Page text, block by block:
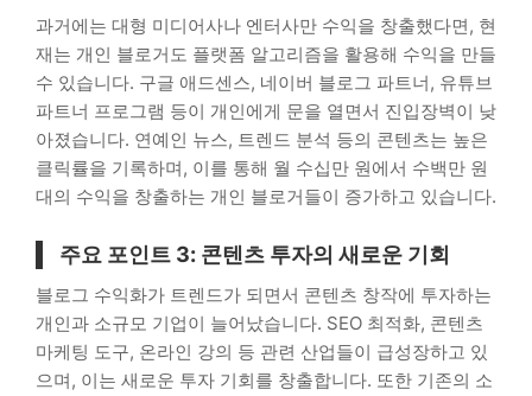
과거에는 대형 미디어사나 엔터사만 수익을 창출했다면, 현
재는 개인 블로거도 플랫폼 알고리즘을 활용해 수익을 만들
수 있습니다. 구글 애드센스, 네이버 블로그 파트너, 유튜브
파트너 프로그램 등이 개인에게 문을 열면서 진입장벽이 낮
아졌습니다. 연예인 뉴스, 트렌드 분석 등의 콘텐츠는 높은
클릭률을 기록하며, 이를 통해 월 수십만 원에서 수백만 원
대의 수익을 창출하는 개인 블로거들이 증가하고 있습니다.
주요 포인트 3: 콘텐츠 투자의 새로운 기회
블로그 수익화가 트렌드가 되면서 콘텐츠 창작에 투자하는
개인과 소규모 기업이 늘어났습니다. SEO 최적화, 콘텐츠
마케팅 도구, 온라인 강의 등 관련 산업들이 급성장하고 있
으며, 이는 새로운 투자 기회를 창출합니다. 또한 기존의 소